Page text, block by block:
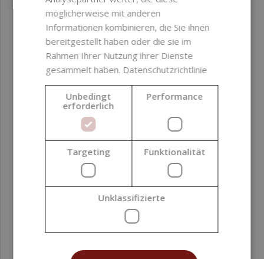
Ätherisches Öl Süße Birkenrinde 10 ml
2,39 €
(239,00 € / l)
möglicherweise mit anderen
Informationen kombinieren, die Sie ihnen
bereitgestellt haben oder die sie im
Rahmen Ihrer Nutzung ihrer Dienste
gesammelt haben. Datenschutzrichtlinie
Unbedingt
erforderlich
Performance
Targeting Funktionalität
Unklassifizierte